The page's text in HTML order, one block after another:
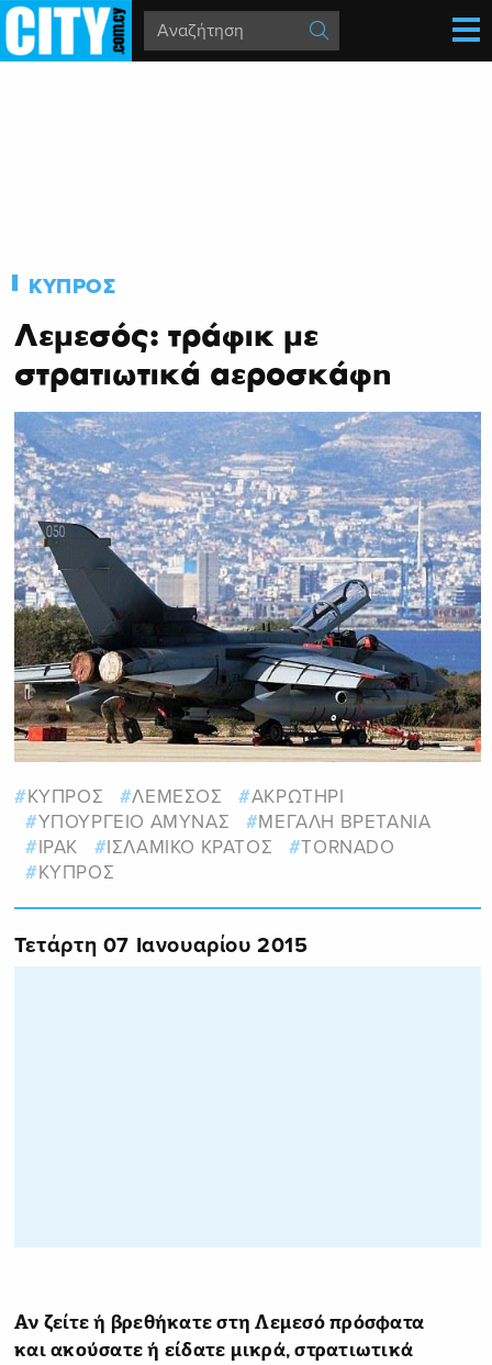
ΚΥΠΡΟΣ
Λεμεσός: τράφικ με
στρατιωτικά αεροσκάφη
ΚΥΠΡΟΣ ΛΕΜΕΣΟΣ
ΑΚΡΩΤΗΡΙ
ΥΠΟΥΡΓΕΙΟ ΑΜΥΝΑΣ
ΜΕΓΑΛΗ ΒΡΕΤΑΝΙΑ
ΙΡΑΚ
ΙΣΛΑΜΙΚΟ ΚΡΑΤΟΣ
TORNADO
ΚΥΠΡΟΣ
Τετάρτη 07 Ιανουαρίου 2015
Αν ζείτε ή βρεθήκατε στη Λεμεσό πρόσφατα
και ακούσατε ή είδατε μικρά, στρατιωτικά